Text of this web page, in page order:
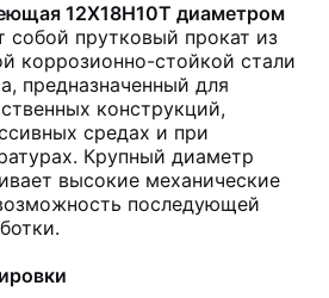
12Х18Н10Т диаметром
собой прутковый прокат из
коррозионно-стойкой стали
предназначенный для
конструкций,
средах и при
Крупный диаметр
высокие механические
последующей